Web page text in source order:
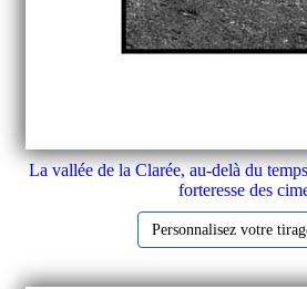
La vallée de la Clarée, au-delà du
forteresse des
Personnalisez votre